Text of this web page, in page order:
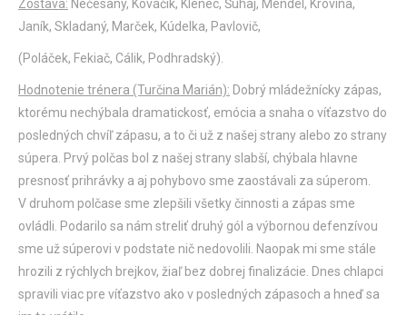
Zostava: Nečesaný, Kováčik, Klenec, Šuhaj, Mendel, Krovina,
Janík, Skladaný, Marček, Kúdelka, Pavlovič,
(Poláček, Fekiač, Cálik, Podhradský).
Hodnotenie trénera (Turčina Marián): Dobrý mládežnícky zápas,
ktorému nechýbala dramatickosť, emócia a snaha o víťazstvo do
posledných chvíľ zápasu, a to či už z našej strany alebo zo strany
súpera. Prvý polčas bol z našej strany slabší, chýbala hlavne
presnosť prihrávky a aj pohybovo sme zaostávali za súperom.
V druhom polčase sme zlepšili všetky činnosti a zápas sme
ovládli. Podarilo sa nám streliť druhý gól a výbornou defenzívou
sme už súperovi v podstate nič nedovolili. Naopak mi sme stále
hrozili z rýchlych brejkov, žiaľ bez dobrej finalizácie. Dnes chlapci
spravili viac pre víťazstvo ako v posledných zápasoch a hneď sa